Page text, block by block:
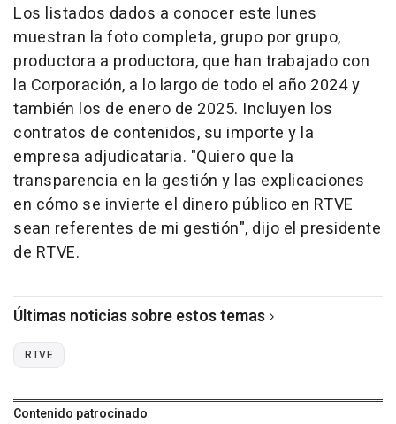
Los listados dados a conocer este lunes
muestran la foto completa, grupo por grupo,
productora a productora, que han trabajado con
la Corporación, a lo largo de todo el año 2024 y
también los de enero de 2025. Incluyen los
contratos de contenidos, su importe y la
empresa adjudicataria. "Quiero que la
transparencia en la gestión y las explicaciones
en cómo se invierte el dinero público en RTVE
sean referentes de mi gestión", dijo el presidente
de RTVE.
Últimas noticias sobre estos temas
RTVE
Contenido patrocinado